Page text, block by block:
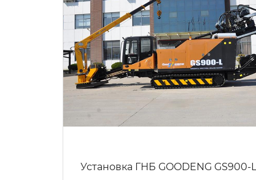
Установка ГНБ GOODENG GS900-